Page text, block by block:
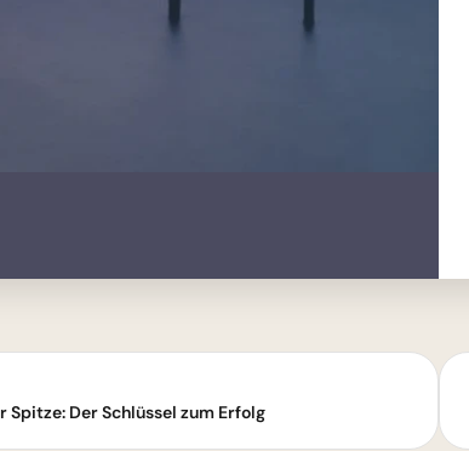
Spitze: Der Schlüssel zum Erfolg